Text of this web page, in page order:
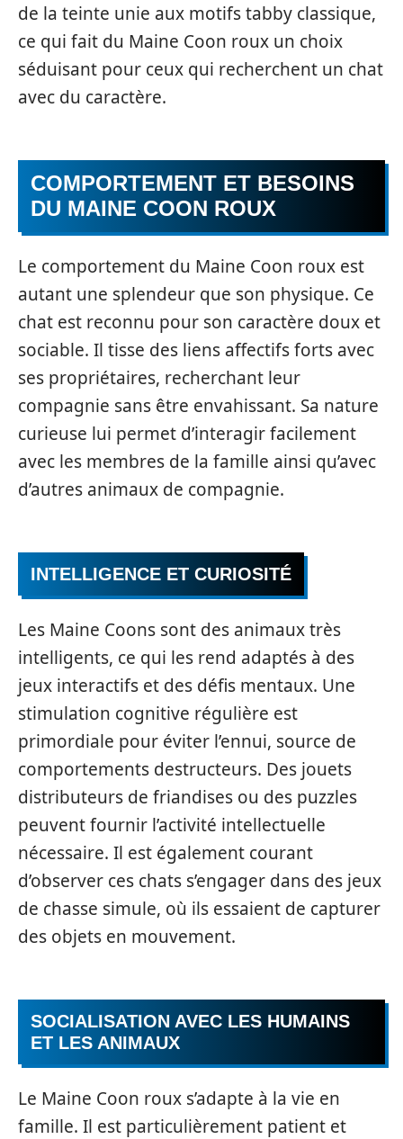
de la teinte unie aux motifs tabby classique,
ce qui fait du Maine Coon roux un choix
séduisant pour ceux qui recherchent un chat
avec du caractère.
COMPORTEMENT ET BESOINS
DU MAINE COON ROUX
Le comportement du Maine Coon roux est
autant une splendeur que son physique. Ce
chat est reconnu pour son caractère doux et
sociable. Il tisse des liens affectifs forts avec
ses propriétaires, recherchant leur
compagnie sans être envahissant. Sa nature
curieuse lui permet d’interagir facilement
avec les membres de la famille ainsi qu’avec
d’autres animaux de compagnie.
INTELLIGENCE ET CURIOSITÉ
Les Maine Coons sont des animaux très
intelligents, ce qui les rend adaptés à des
jeux interactifs et des défis mentaux. Une
stimulation cognitive régulière est
primordiale pour éviter l’ennui, source de
comportements destructeurs. Des jouets
distributeurs de friandises ou des puzzles
peuvent fournir l’activité intellectuelle
nécessaire. Il est également courant
d’observer ces chats s’engager dans des jeux
de chasse simule, où ils essaient de capturer
des objets en mouvement.
SOCIALISATION AVEC LES HUMAINS
ET LES ANIMAUX
Le Maine Coon roux s’adapte à la vie en
famille. Il est particulièrement patient et